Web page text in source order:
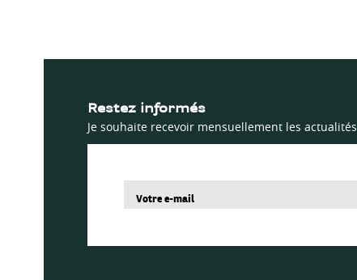
Restez informés
Je souhaite recevoir mensuellement les